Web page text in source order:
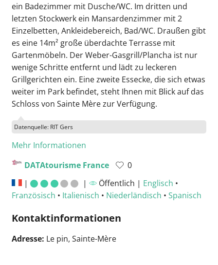
ein Badezimmer mit Dusche/WC. Im dritten und
letzten Stockwerk ein Mansardenzimmer mit 2
Einzelbetten, Ankleidebereich, Bad/WC. Draußen gibt
es eine 14m² große überdachte Terrasse mit
Gartenmöbeln. Der Weber-Gasgrill/Plancha ist nur
wenige Schritte entfernt und lädt zu leckeren
Grillgerichten ein. Eine zweite Essecke, die sich etwas
weiter im Park befindet, steht Ihnen mit Blick auf das
Schloss von Sainte Mère zur Verfügung.
Datenquelle: RIT Gers
Mehr Informationen
DATAtourisme France
0
|
| Öffentlich | Englisch •
Französisch • Italienisch • Niederländisch • Spanisch
Kontaktinformationen
Adresse: Le pin, Sainte-Mère